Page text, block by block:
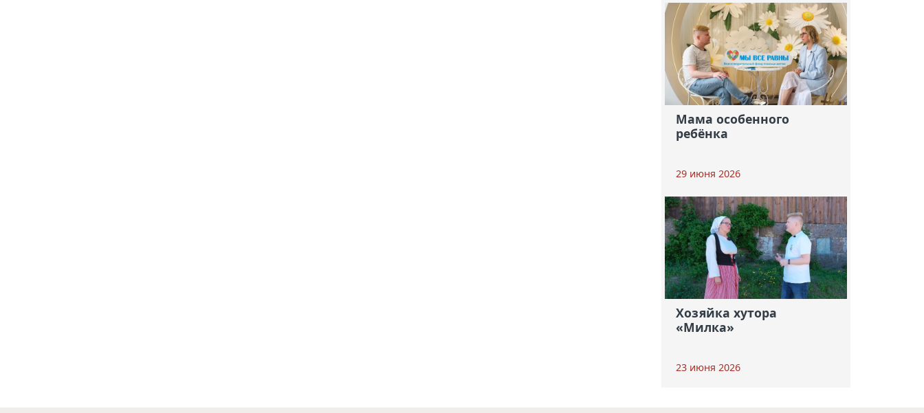
Мама особенного
ребёнка
29 июня 2026
Хозяйка хутора
«Милка»
23 июня 2026